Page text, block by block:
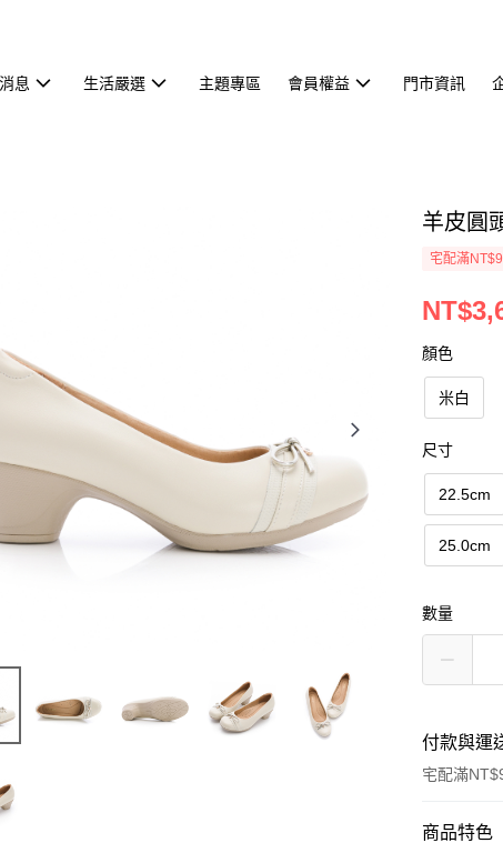
息 生活嚴選 主題專區 會員權益 門市資訊
羊皮圓
宅配滿
顏色
米白
尺寸
22.5cm
25.0cm
數量
付款與運
宅配滿
付款方式
商品特色